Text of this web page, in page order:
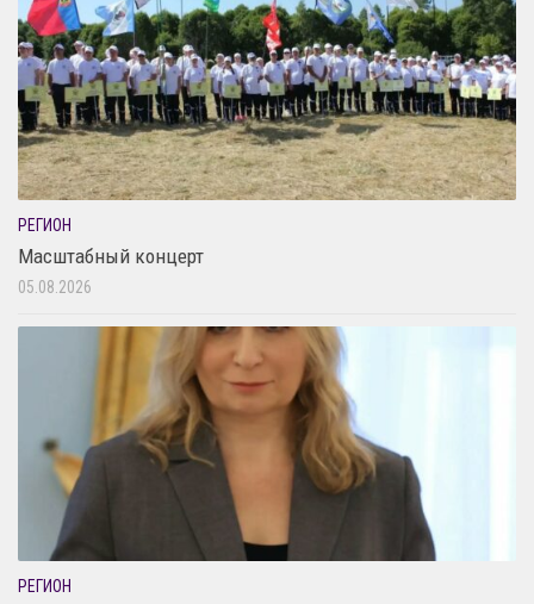
РЕГИОН
Масштабный концерт
05.08.2026
РЕГИОН